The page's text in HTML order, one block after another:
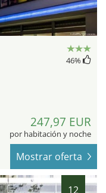
46%
247,97 EUR
por habitación y noche
Mostrar oferta
12